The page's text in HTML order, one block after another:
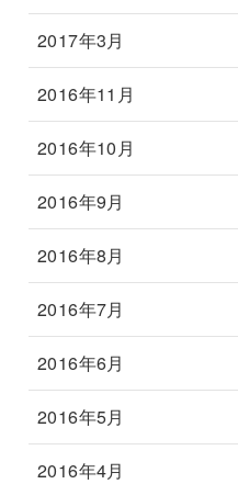
2017年3月
2016年11月
2016年10月
2016年9月
2016年8月
2016年7月
2016年6月
2016年5月
2016年4月